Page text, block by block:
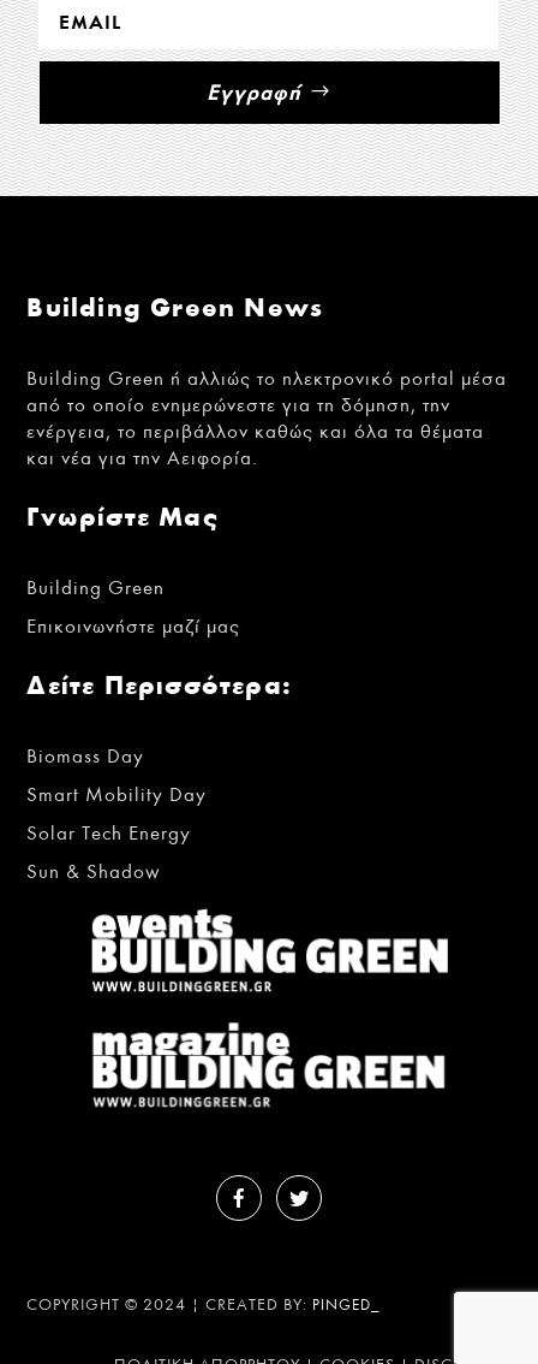
Εγγραφή
Building Green News
Building Green ή αλλιώς το ηλεκτρονικό portal μέσα
από το οποίο ενημερώνεστε για τη δόμηση, την
ενέργεια, το περιβάλλον καθώς και όλα τα θέματα
και νέα για την Αειφορία.
Γνωρίστε Μας
Building Green
Επικοινωνήστε μαζί μας
Δείτε Περισσότερα:
Biomass Day
Smart Mobility Day
Solar Tech Energy
Sun & Shadow
COPYRIGHT © 2024 | CREATED BY: PINGED_